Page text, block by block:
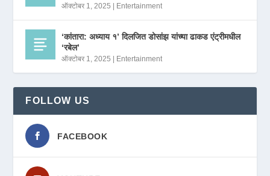
ऑक्टोबर 1, 2025 | Entertainment
‘कांतारा: अध्याय १’ दिलजित डोसांझ यांच्या ढाकड एंट्रीमधील
‘रबेल’
ऑक्टोबर 1, 2025 | Entertainment
FOLLOW US
FACEBOOK